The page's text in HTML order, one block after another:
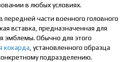
в любых условиях.
передней части военного головного
вставка, предназначенная для
эмблемы. Обычно для этого
кокарда, установленного образца
подразделению.